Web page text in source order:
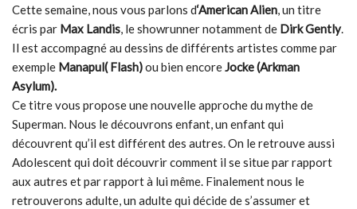
Cette semaine, nous vous parlons d‘American Alien, un titre
écris par Max Landis, le showrunner notamment de Dirk Gently.
Il est accompagné au dessins de différents artistes comme par
exemple Manapul( Flash)ou bien encoreJocke (Arkman
Asylum).
Ce titre vous propose une nouvelle approche du mythe de
Superman. Nous le découvrons enfant, un enfant qui
découvrent qu’il est différent des autres. On le retrouve aussi
Adolescent qui doit découvrir comment il se situe par rapport
aux autres et par rapport à lui même. Finalement nous le
retrouverons adulte, un adulte qui décide de s’assumer et